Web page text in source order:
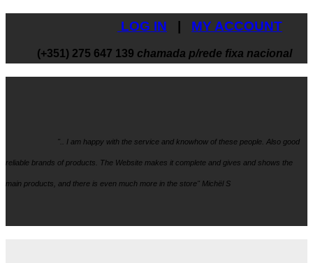
LOG IN MY ACCOUNT
(+351) 275 647 139 chamada p/rede fixa nacional
".. I am happy with the service and knowhow of these people. Also good
reliable brands of products. The Website makes it complete and gives and shows the
main products, and there is even much more in the store" Michël S